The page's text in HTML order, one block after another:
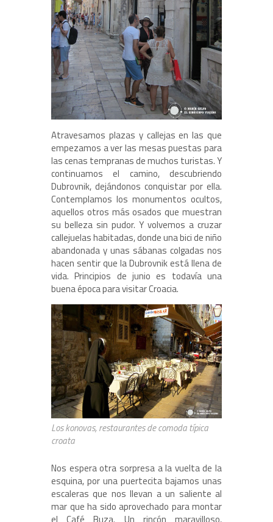
Atravesamos plazas y callejas en las que
empezamos a ver las mesas puestas para
las cenas tempranas de muchos turistas. Y
continuamos el camino, descubriendo
Dubrovnik, dejándonos conquistar por ella.
Contemplamos los monumentos ocultos,
aquellos otros más osados que muestran
su belleza sin pudor. Y volvemos a cruzar
callejuelas habitadas, donde una bici de niño
abandonada y unas sábanas colgadas nos
hacen sentir que la Dubrovnik está llena de
vida. Principios de junio es todavía una
buena época para visitar Croacia.
Los konovas, restaurantes de comoda típica
croata
Nos espera otra sorpresa a la vuelta de la
esquina, por una puertecita bajamos unas
escaleras que nos llevan a un saliente al
mar que ha sido aprovechado para montar
el Café Buza. Un rincón maravilloso,